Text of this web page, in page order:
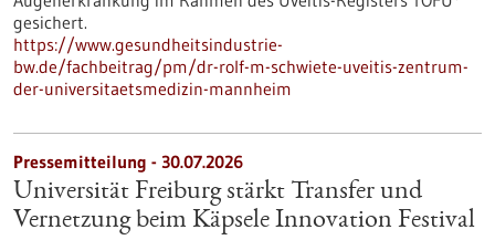
gesichert.
https://www.gesundheitsindustrie-
bw.de/fachbeitrag/pm/dr-rolf-m-schwiete-uveitis-zentrum-
der-universitaetsmedizin-mannheim
Pressemitteilung - 30.07.2026
Universität Freiburg stärkt Transfer und
Vernetzung beim Käpsele Innovation Festival